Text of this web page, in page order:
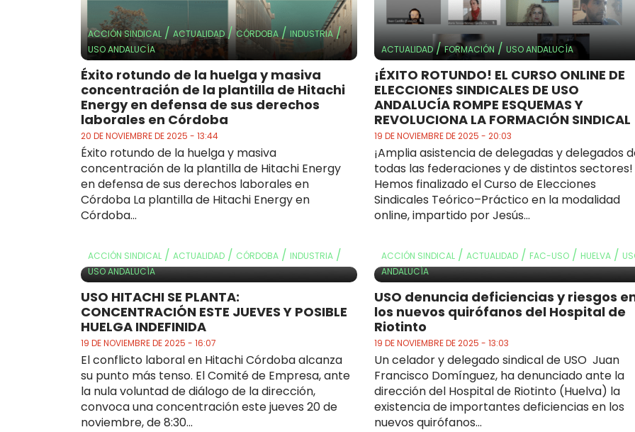
ACCIÓN SINDICAL/ACTUALIDAD/CÓRDOBA/INDUSTRIA/
USO ANDALUCÍA
Éxito rotundo de la huelga y masiva
concentración de la plantilla de Hitachi
Energy en defensa de sus derechos
laborales en Córdoba
20 DE NOVIEMBRE DE 2025 - 13:44
Éxito rotundo de la huelga y masiva
concentración de la plantilla de Hitachi Energy
en defensa de sus derechos laborales en
Córdoba La plantilla de Hitachi Energy en
Córdoba...
ACTUALIDAD/FORMACIÓN/USO ANDALUCÍA
¡ÉXITO ROTUNDO! EL CURSO ONLINE DE
ELECCIONES SINDICALES DE USO
ANDALUCÍA ROMPE ESQUEMAS Y
REVOLUCIONA LA FORMACIÓN SINDICAL
19 DE NOVIEMBRE DE 2025 - 20:03
¡Amplia asistencia de delegadas y delegados
todas las federaciones y de distintos sectores!
Hemos finalizado el Curso de Elecciones
Sindicales Teórico–Práctico en la modalidad
online, impartido por Jesús...
ACCIÓN SINDICAL / ACTUALIDAD / CÓRDOBA / INDUSTRIA /
USO ANDALUCÍA
USO HITACHI SE PLANTA:
CONCENTRACIÓN ESTE JUEVES Y POSIBLE
HUELGA INDEFINIDA
19 DE NOVIEMBRE DE 2025 - 16:07
El conflicto laboral en Hitachi Córdoba alcanza
su punto más tenso. El Comité de Empresa, ante
la nula voluntad de diálogo de la dirección,
convoca una concentración este jueves 20 de
noviembre, de 8:30...
ACCIÓN SINDICAL/ ACTUALIDAD/ FAC-USO/ HUELVA/
ANDALUCÍA
USO denuncia deficiencias y riesgos
los nuevos quirófanos del Hospital de
Riotinto
19 DE NOVIEMBRE DE 2025 - 13:03
Un celador y delegado sindical de USO Juan
Francisco Domínguez, ha denunciado ante la
dirección del Hospital de Riotinto (Huelva) la
existencia de importantes deficiencias en los
nuevos quirófanos...